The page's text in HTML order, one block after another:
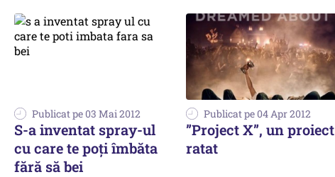
Publicat pe 03 Mai 2012
S-a inventat spray-ul
cu care te poţi îmbăta
fără să bei
Publicat pe 04 Apr 2012
”Project X”, un proiect
ratat